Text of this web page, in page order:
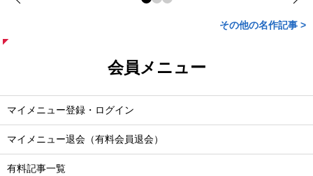
その他の名作記事 >
会員メニュー
マイメニュー登録・ログイン
マイメニュー退会（有料会員退会）
有料記事一覧